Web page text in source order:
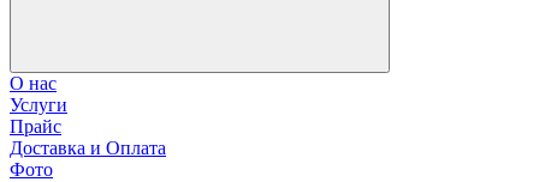
О нас
Услуги
Прайс
Доставка и Оплата
Фото